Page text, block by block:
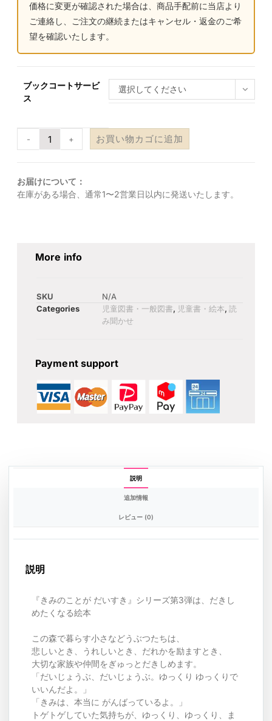
価格に変更が確認された場合は、商品手配前に当店より
ご連絡し、ご注文の継続またはキャンセル・返金のご希
望を確認いたします。
ブックコートサービ
ス
選択してください
- + お買い物カゴに追加
お届けについて：
在庫がある場合、通常1〜2営業日以内に発送いたします。
More info
SKU
N/A
Categories
児童図書・一般図書, 児童書・絵本, 読
み聞かせ
Payment support
説明
追加情報
レビュー (0)
説明
『きみのことが だいすき』シリーズ第3弾は、だきし
めたくなる絵本
この森で暮らす小さなどうぶつたちは、
悲しいとき、うれしいとき、だれかを励ますとき、
大切な家族や仲間をぎゅっとだきしめます。
「だいじょうぶ、だいじょうぶ。ゆっくり ゆっくりで
いいんだよ。」
「きみは、本当に がんばっているよ。」
トゲトゲしていた気持ちが、ゆっくり、ゆっくり、ま